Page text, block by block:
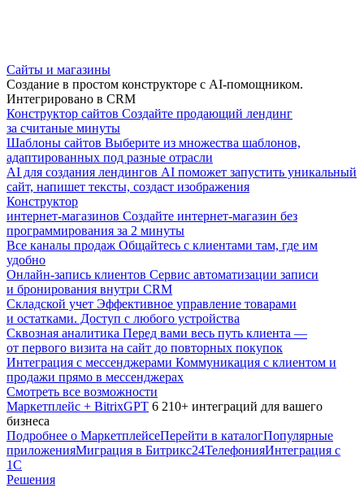
Сайты и магазины
Создание в простом конструкторе с AI-помощником.
Интегрировано в CRM
Конструктор сайтов Создайте продающий лендинг
за считаные минуты
Шаблоны сайтов Выберите из множества шаблонов,
адаптированных под разные отрасли
AI для создания лендингов AI поможет запустить уникальный
сайт, напишет тексты, создаст изображения
Конструктор
интернет-магазинов Создайте интернет-магазин без
программирования за 2 минуты
Все каналы продаж Общайтесь с клиентами там, где им
удобно
Онлайн-запись клиентов Сервис автоматизации записи
и бронирования внутри CRM
Складской учет Эффективное управление товарами
и остатками. Доступ с любого устройства
Сквозная аналитика Перед вами весь путь клиента —
от первого визита на сайт до повторных покупок
Интеграция с мессенджерами Коммуникация с клиентом и
продажи прямо в мессенджерах
Смотреть все возможности
Маркетплейс + BitrixGPT 6 210+ интеграций для вашего
бизнеса
Подробнее о МаркетплейсеПерейти в каталогПопулярные
приложенияМиграция в Битрикс24ТелефонияИнтеграция с
1С
Решения